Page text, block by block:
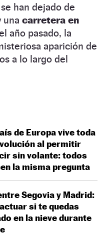
han dejado de
una carretera en
año pasado, la
aparición de
a lo largo del
de Europa vive toda
al permitir
sin volante: todos
la misma pregunta
Segovia y Madrid:
si te quedas
en la nieve durante